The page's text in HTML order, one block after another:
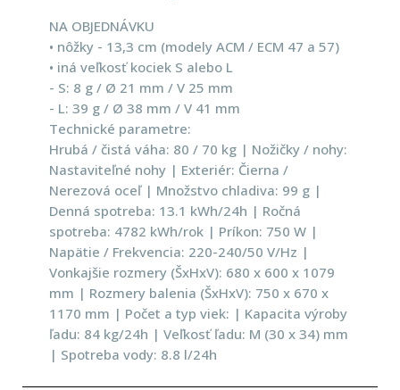
NA OBJEDNÁVKU
• nôžky - 13,3 cm (modely ACM / ECM 47 a 57)
• iná veľkosť kociek S alebo L
- S: 8 g / Ø 21 mm / V 25 mm
- L: 39 g / Ø 38 mm / V 41 mm
Technické parametre:
Hrubá / čistá váha: 80 / 70 kg | Nožičky / nohy:
Nastaviteľné nohy | Exteriér: Čierna /
Nerezová oceľ | Množstvo chladiva: 99 g |
Denná spotreba: 13.1 kWh/24h | Ročná
spotreba: 4782 kWh/rok | Príkon: 750 W |
Napätie / Frekvencia: 220-240/50 V/Hz |
Vonkajšie rozmery (ŠxHxV): 680 x 600 x 1079
mm | Rozmery balenia (ŠxHxV): 750 x 670 x
1170 mm | Počet a typ viek: | Kapacita výroby
ľadu: 84 kg/24h | Veľkosť ľadu: M (30 x 34) mm
| Spotreba vody: 8.8 l/24h